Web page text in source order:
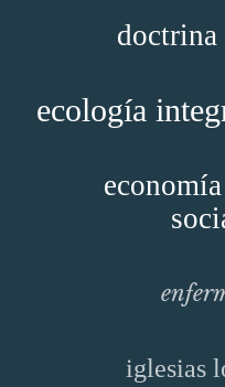
doctrina
ecología
iglesias